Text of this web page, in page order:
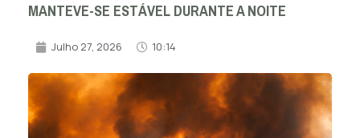
MANTEVE-SE ESTÁVEL DURANTE A NOITE
Julho 27, 2026 10:14